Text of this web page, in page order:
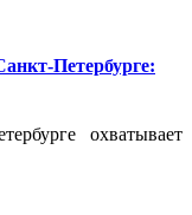
Петербурге:
охватывает